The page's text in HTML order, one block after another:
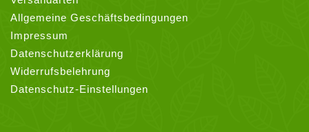
Allgemeine Geschäftsbedingungen
Impressum
Datenschutzerklärung
Widerrufsbelehrung
Datenschutz-Einstellungen